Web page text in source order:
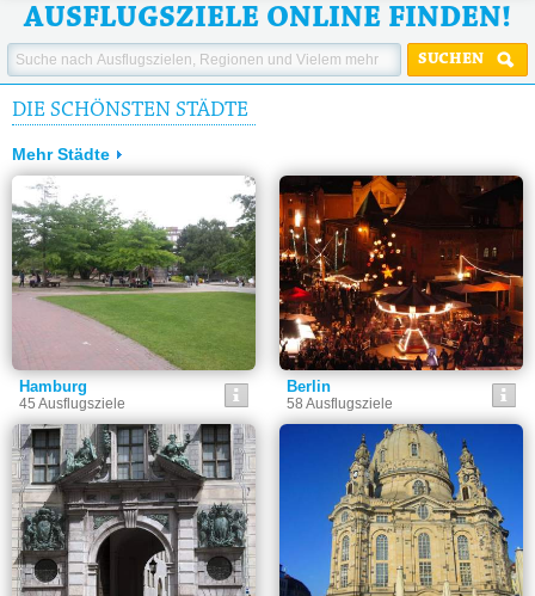
AUSFLUGSZIELE ONLINE FINDEN!
SUCHEN
DIE SCHÖNSTEN STÄDTE
Mehr Städte
Hamburg
45 Ausflugsziele
Berlin
58 Ausflugsziele